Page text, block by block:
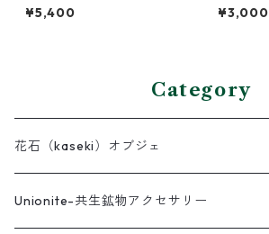
ストの真鍮3連バングル
¥5,400 ¥3,000
Category
花石（kaseki）オブジェ
Unionite-共生鉱物アクセサリー